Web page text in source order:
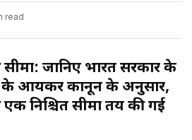
read
जानिए भारत सरकार के
के आयकर कानून के अनुसार,
निश्चित सीमा तय की गई